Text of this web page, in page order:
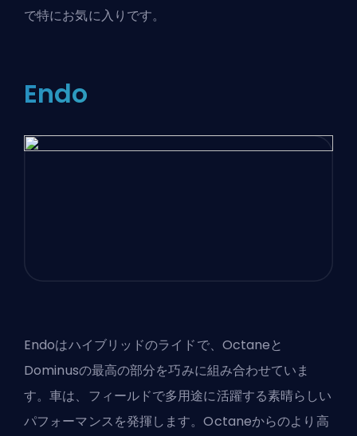
で特にお気に入りです。
Endo
Endoはハイブリッドのライドで、Octaneと
Dominusの最高の部分を巧みに組み合わせていま
す。車は、フィールドで多用途に活躍する素晴らしい
パフォーマンスを発揮します。Octaneからのより高